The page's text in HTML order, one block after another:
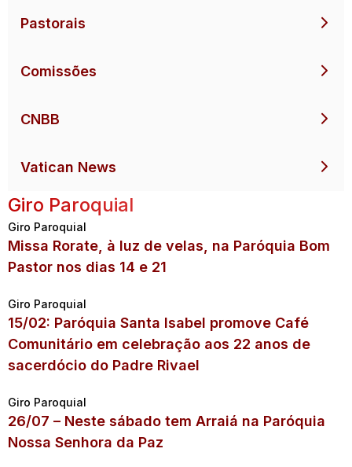
Pastorais
Comissões
CNBB
Vatican News
Giro Paroquial
Giro Paroquial
Missa Rorate, à luz de velas, na Paróquia Bom
Pastor nos dias 14 e 21
Giro Paroquial
15/02: Paróquia Santa Isabel promove Café
Comunitário em celebração aos 22 anos de
sacerdócio do Padre Rivael
Giro Paroquial
26/07 – Neste sábado tem Arraiá na Paróquia
Nossa Senhora da Paz